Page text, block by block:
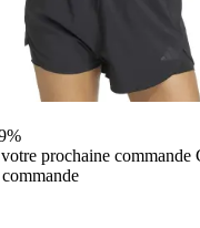
prochaine commande